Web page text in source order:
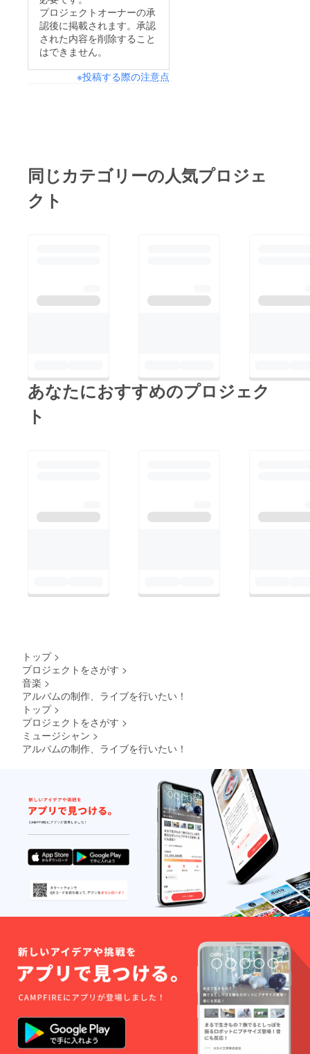
プロジェクトオーナーの承
認後に掲載されます。承認
された内容を削除すること
はできません。
※投稿する際の注意点
ング限
定！3人
個別の
メッ
セージ
式でお
送りし
定！3人
のサイ
●クラウ
ドファ
いただ
面は無
地とな
ります)
・素
ズ：タ
オル
T.N.T.の
ロゴ
マーク
入り！
ライブ
などで
ぜひ活
用して
くださ
・カ
ラー
ンク
（どち
らかお
選びく
ださ
い）
・サ
イ
ズ ：
フェイ
同じカテゴリーの人気プロジェ
クト
あなたにおすすめのプロジェク
ト
トップ >
プロジェクトをさがす >
音楽 >
アルバムの制作、ライブを行いたい！
トップ >
プロジェクトをさがす >
ミュージシャン >
アルバムの制作、ライブを行いたい！